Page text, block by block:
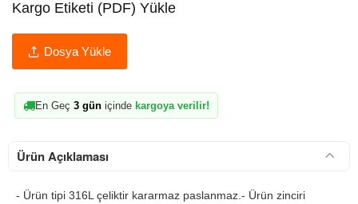
Kargo Etiketi (PDF) Yükle
Dosya Yükle
En Geç 3 gün içinde kargoya verilir!
Ürün Açıklaması
- Ürün tipi 316L çeliktir kararmaz paslanmaz.- Ürün zinciri